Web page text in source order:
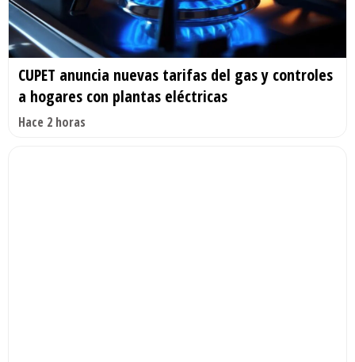
CUPET anuncia nuevas tarifas del gas y controles
a hogares con plantas eléctricas
Hace 2 horas